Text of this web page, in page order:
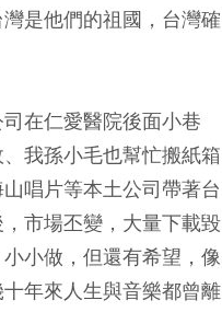
是他們的祖國，台灣確
在仁愛醫院後面小巷
我孫小毛也幫忙搬紙箱
唱片等本土公司帶著台
市場丕變，大量下載毀
小做，但還有希望，像
年來人生與音樂都曾離